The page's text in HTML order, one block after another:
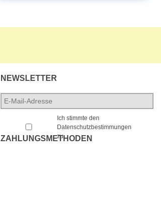
NEWSLETTER
E-
Mail-
Ich stimmte den
Datenschutzbestimmungen
zu.
ZAHLUNGSMETHODEN